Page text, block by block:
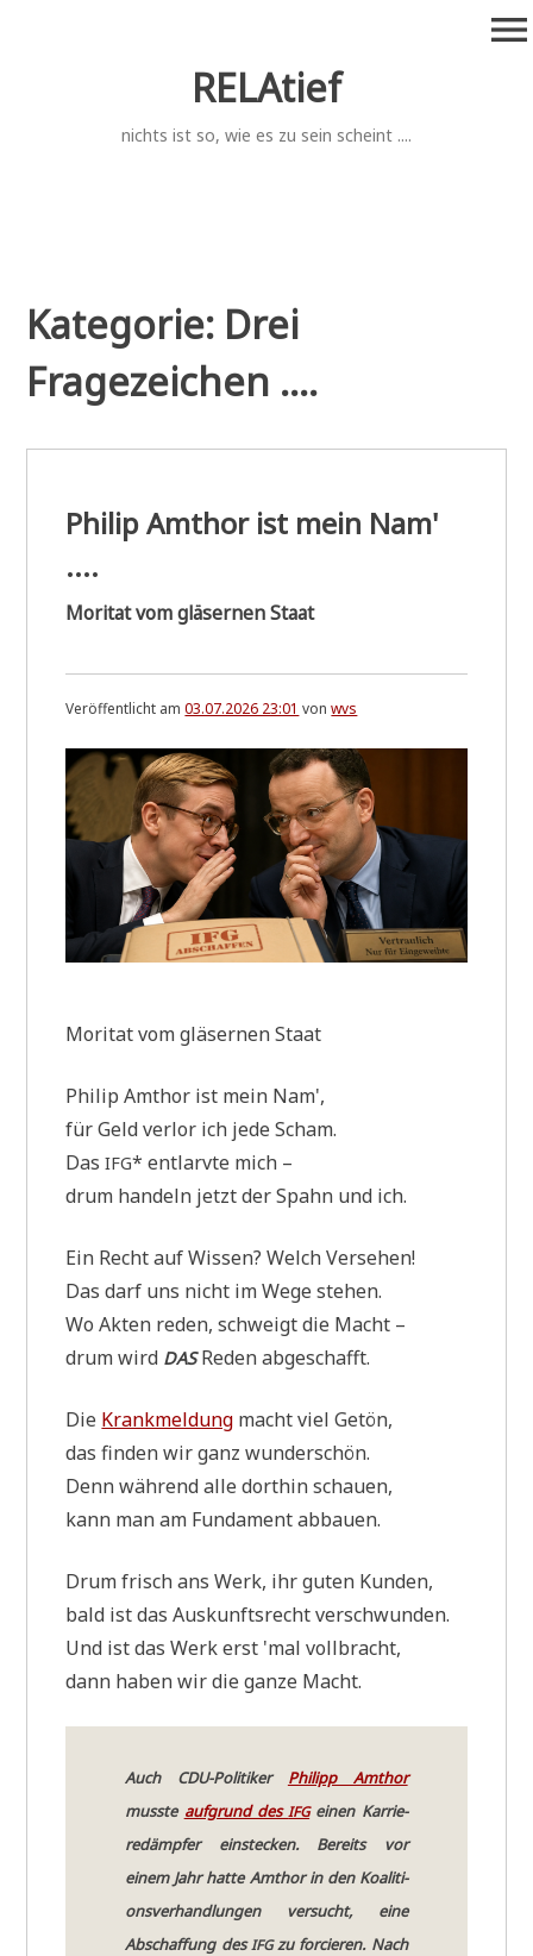
RELAtief
nichts ist so, wie es zu sein scheint ....
menu
Kategorie: Drei
Fragezeichen ....
Philip Amthor ist mein Nam'
....
Moritat vom gläsernen Staat
Veröffentlicht am03.07.2026 23:01 vonwvs
Mori­tat vom glä­ser­nen Staat
Phil­ip Amt­hor ist mein Nam',
für Geld ver­lor ich jede Scham.
DasIFG* ent­larv­te mich –
drum han­deln jetzt der Spahn und ich.
Ein Recht auf Wis­sen? Welch Versehen!
Das darf uns nicht im Wege stehen.
Wo Akten reden, schweigt die Macht –
drum wird DASReden abgeschafft.
Die Krank­mel­dung macht viel Getön,
das fin­den wir ganz wunderschön.
Denn wäh­rend alle dort­hin schauen,
kann man am Fun­da­ment abbauen.
Drum frisch ans Werk, ihr guten Kunden,
bald ist das Aus­kunfts­recht verschwunden.
Und ist das Werk erst 'mal vollbracht,
dann haben wir die gan­ze Macht.
Auch CDU-Poli­ti­ker Phil­ipp Amt­hor
muss­te auf­grund desIFGeinen Kar­rie­
re­dämp­fer ein­stecken. Bereits vor
einem Jahr hat­te Amt­hor in den Koali­ti­
ons­ver­hand­lun­gen ver­sucht, eine
Abschaf­fung des IFGzu for­cie­ren. Nach